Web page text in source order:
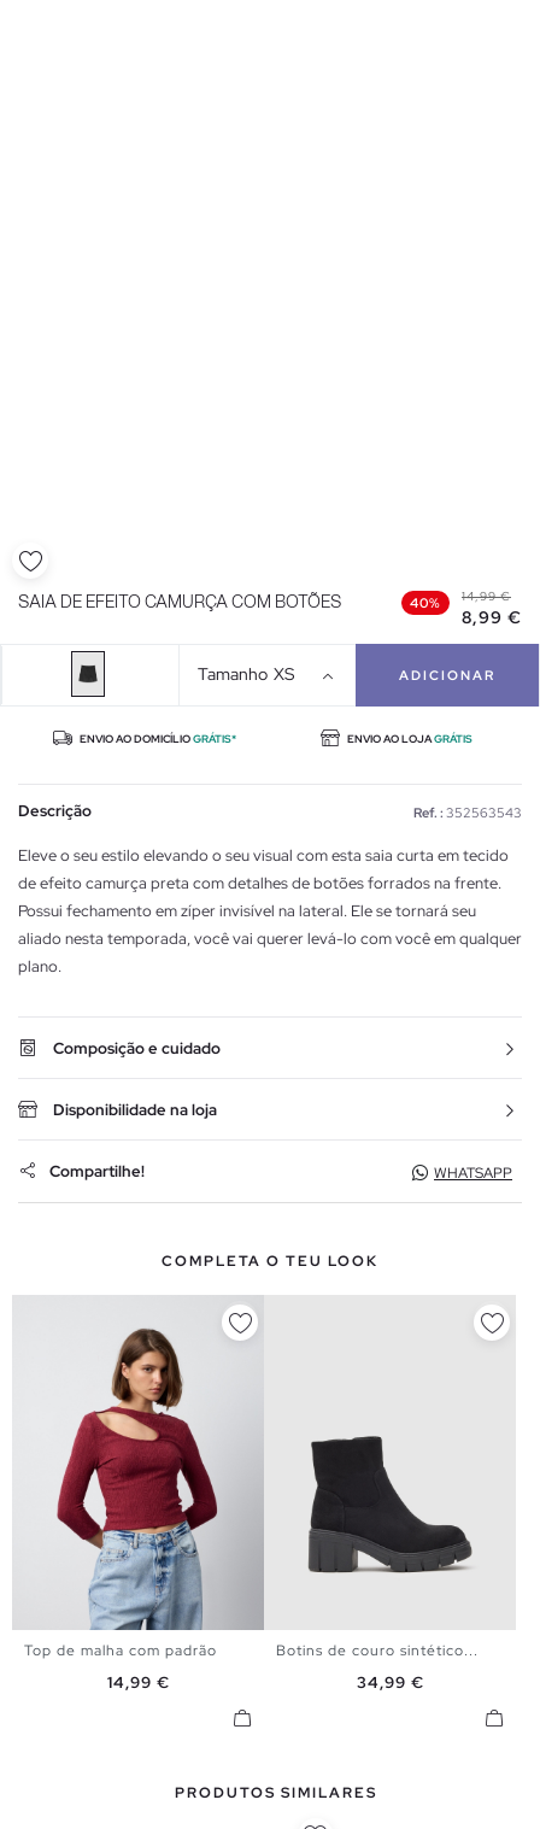
SAIA DE EFEITO CAMURÇA COM BOTÕES 40% 14,99 €
8,99 €
Tamanho XS ADICIONAR
ENVIO AO DOMICÍLIOGRÁTIS* ENVIO AO LOJAGRÁTIS
Descrição Ref. : 352563543
Eleve o seu estilo elevando o seu visual com esta saia curta em tecido
de efeito camurça preta com detalhes de botões forrados na frente.
Possui fechamento em zíper invisível na lateral. Ele se tornará seu
aliado nesta temporada, você vai querer levá-lo com você em qualquer
plano.
Composição e cuidado
Disponibilidade na loja
Compartilhe! WHATSAPP
COMPLETA O TEU LOOK
Top de malha com padrão
Preço
14,99 €
Botins de couro sintético...
Preço
34,99 €
PRODUTOS SIMILARES